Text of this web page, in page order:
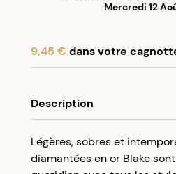
Mercredi 12
9,45 € dans votre
compte client et cumulez
votre cagnotte fidélité sans
Description
Légères, sobres et
diamantées en or Blake